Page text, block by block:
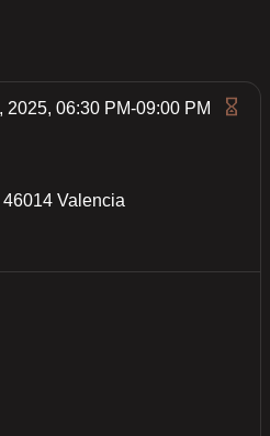
06:30 PM-09:00 PM
Valencia